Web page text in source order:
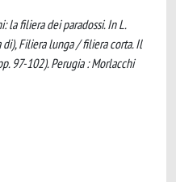
la filiera dei paradossi. In L.
di), Filiera lunga / filiera corta. Il
97-102). Perugia : Morlacchi